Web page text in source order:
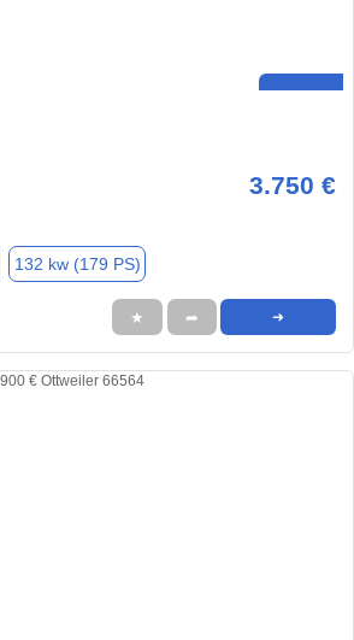
3.750 €
132 kw (179 PS)
★ ➦ ➜